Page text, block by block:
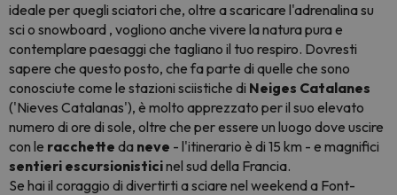
ideale per quegli sciatori che, oltre a scaricare l'adrenalina su
sci o snowboard , vogliono anche vivere la natura pura e
contemplare paesaggi che tagliano il tuo respiro. Dovresti
sapere che questo posto, che fa parte di quelle che sono
conosciute come le stazioni sciistiche di Neiges Catalanes
('Nieves Catalanas'), è molto apprezzato per il suo elevato
numero di ore di sole, oltre che per essere un luogo dove uscire
con le racchette da neve - l'itinerario è di 15 km - e magnifici
sentieri escursionisticinel sud della Francia.
Se hai il coraggio di divertirti a sciare nel weekend a Font-